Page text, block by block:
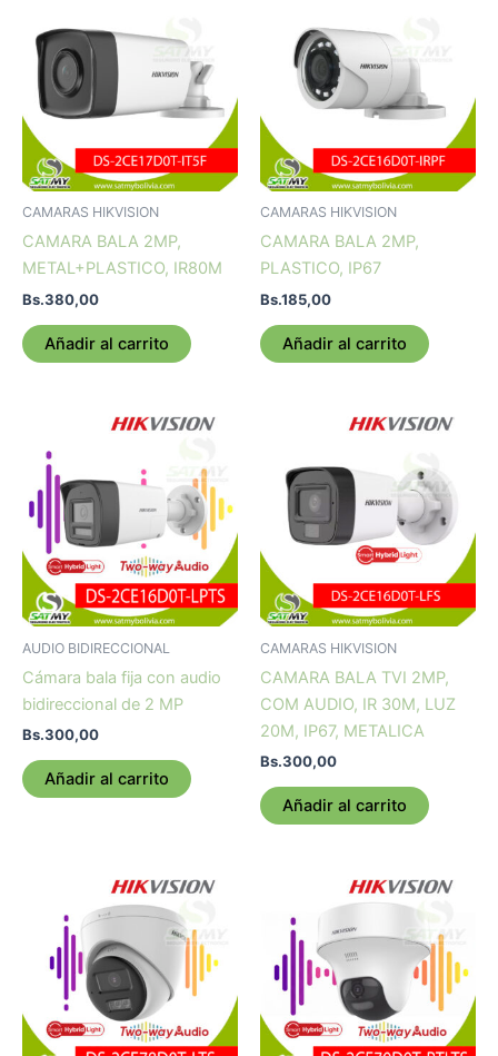
CAMARAS HIKVISION
CAMARA BALA 2MP,
METAL+PLASTICO, IR80M
Bs.380,00
Añadir al carrito
CAMARAS HIKVISION
CAMARA BALA 2MP,
PLASTICO, IP67
Bs.185,00
Añadir al carrito
AUDIO BIDIRECCIONAL
Cámara bala fija con audio
bidireccional de 2 MP
Bs.300,00
Añadir al carrito
CAMARAS HIKVISION
CAMARA BALA TVI 2MP,
COM AUDIO, IR 30M, LUZ
20M, IP67, METALICA
Bs.300,00
Añadir al carrito